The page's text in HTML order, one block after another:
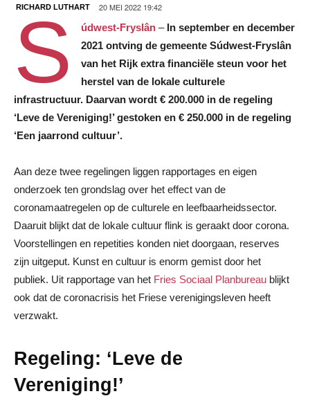
RICHARD LUTHART 20 MEI 2022 19:42
S údwest-Fryslân– In september en december
2021 ontving de gemeente Súdwest-Fryslân
van het Rijk extra financiële steun voor het
herstel van de lokale culturele
infrastructuur. Daarvan wordt € 200.000 in de regeling
‘Leve de Vereniging!’ gestoken en € 250.000 in de regeling
‘Een jaarrond cultuur’.
Aan deze twee regelingen liggen rapportages en eigen
onderzoek ten grondslag over het effect van de
coronamaatregelen op de culturele en leefbaarheidssector.
Daaruit blijkt dat de lokale cultuur flink is geraakt door corona.
Voorstellingen en repetities konden niet doorgaan, reserves
zijn uitgeput. Kunst en cultuur is enorm gemist door het
publiek. Uit rapportage van het Fries Sociaal Planbureau blijkt
ook dat de coronacrisis het Friese verenigingsleven heeft
verzwakt.
Regeling: ‘Leve de
Vereniging!’